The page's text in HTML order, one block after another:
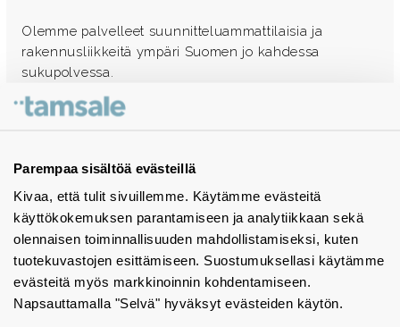
Parempaa sisältöä evästeillä
Kivaa, että tulit sivuillemme. Käytämme evästeitä
käyttökokemuksen parantamiseen ja analytiikkaan sekä
olennaisen toiminnallisuuden mahdollistamiseksi, kuten
tuotekuvastojen esittämiseen. Suostumuksellasi käytämme
evästeitä myös markkinoinnin kohdentamiseen.
Napsauttamalla "Selvä" hyväksyt evästeiden käytön.
Olemme palvelleet suunnitteluammattilaisia ja
rakennusliikkeitä ympäri Suomen jo kahdessa
sukupolvessa.
Ota yhteyttä - autamme mielellämme
Tuotekuvastot
Instagram
BIM-objektit
Yhteystiedot
Tiedotteet